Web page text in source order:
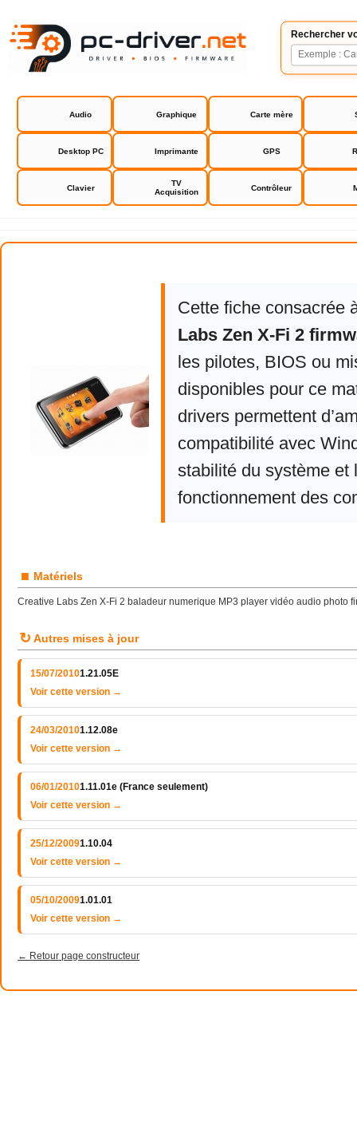
Rechercher
Audio Graphique Carte mère
Desktop PC Imprimante GPS
Clavier
TV
Acquisition
Contrôleur
Creative Labs Zen X-Fi 2
Cette fiche consacrée
Labs Zen X-Fi 2
les pilotes, BIOS ou
disponibles pour ce
drivers permettent
compatibilité avec
stabilité du système et
fonctionnement des
■ Matériels
Creative Labs Zen X-Fi 2 baladeur numerique MP3 player vidéo audio photo
↻ Autres mises à jour
15/07/20101.21.05E
Voir cette version →
24/03/20101.12.08e
Voir cette version →
06/01/20101.11.01e (France seulement)
Voir cette version →
25/12/20091.10.04
Voir cette version →
05/10/20091.01.01
Voir cette version →
← Retour page constructeur